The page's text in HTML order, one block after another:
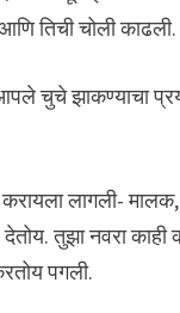
तिची चोली काढली.
आपले चुचे झाकण्याचा
करायला लागली-
तुझा नवरा
पगली.